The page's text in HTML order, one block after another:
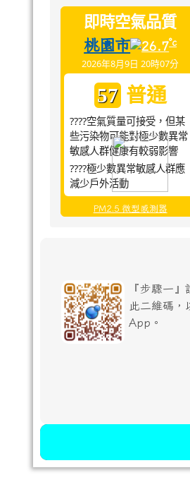
即時空氣品質
桃園市 26.7°c
2026年8月9日 20時07分
57 普通
????空氣質量可接受，但某
些污染物可能對極少數異常
敏感人群健康有較弱影響
????極少數異常敏感人群應
減少戶外活動
PM2.5 微型感測器
『步驟一
此二維碼，
App。